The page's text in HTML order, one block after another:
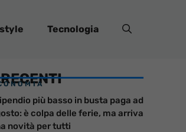
Tecnologia
più basso in busta paga ad
è colpa delle ferie, ma arriva
novità per tutti